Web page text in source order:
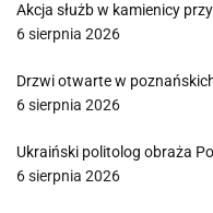
Akcja służb w kamienicy
6 sierpnia 2026
Drzwi otwarte w
6 sierpnia 2026
Ukraiński politolog obraża
6 sierpnia 2026